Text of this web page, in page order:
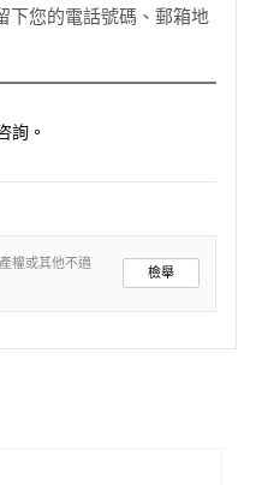
下您的電話號碼、郵箱地
詢。
權或其他不適
檢舉